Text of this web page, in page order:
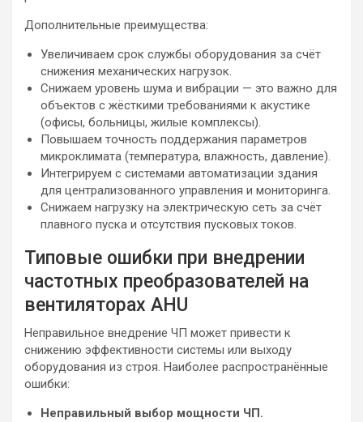
Дополнительные преимущества:
Увеличиваем срок службы оборудования за счёт
снижения механических нагрузок.
Снижаем уровень шума и вибрации — это важно для
объектов с жёсткими требованиями к акустике
(офисы, больницы, жилые комплексы).
Повышаем точность поддержания параметров
микроклимата (температура, влажность, давление).
Интегрируем с системами автоматизации здания
для централизованного управления и мониторинга.
Снижаем нагрузку на электрическую сеть за счёт
плавного пуска и отсутствия пусковых токов.
Типовые ошибки при внедрении
частотных преобразователей на
вентиляторах AHU
Неправильное внедрение ЧП может привести к
снижению эффективности системы или выходу
оборудования из строя. Наиболее распространённые
ошибки:
Неправильный выбор мощности ЧП.